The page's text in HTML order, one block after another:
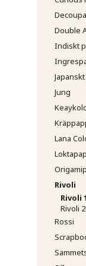
Double
Indiskt
Jung
Lana
Rivoli
Rivoli
Rivoli
Rossi